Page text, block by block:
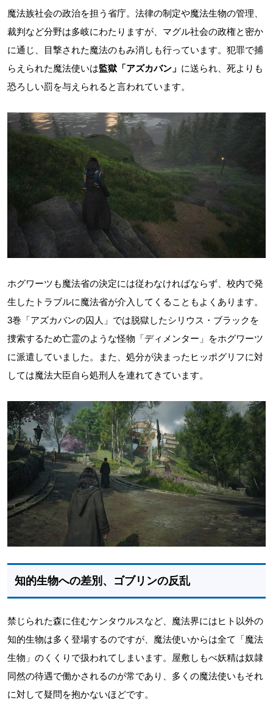
魔法族社会の政治を担う省庁。法律の制定や魔法生物の管理、
裁判など分野は多岐にわたりますが、マグル社会の政権と密か
に通じ、目撃された魔法のもみ消しも行っています。犯罪で捕
らえられた魔法使いは監獄「アズカバン」 に送られ、死よりも
恐ろしい罰を与えられると言われています。
ホグワーツも魔法省の決定には従わなければならず、校内で発
生したトラブルに魔法省が介入してくることもよくあります。
3巻「アズカバンの囚人」では脱獄したシリウス・ブラックを
捜索するため亡霊のような怪物「ディメンター」をホグワーツ
に派遣していました。また、処分が決まったヒッポグリフに対
しては魔法大臣自ら処刑人を連れてきています。
知的生物への差別、ゴブリンの反乱
禁じられた森に住むケンタウルスなど、魔法界にはヒト以外の
知的生物は多く登場するのですが、魔法使いからは全て「魔法
生物」のくくりで扱われてしまいます。屋敷しもべ妖精は奴隷
同然の待遇で働かされるのが常であり、多くの魔法使いもそれ
に対して疑問を抱かないほどです。